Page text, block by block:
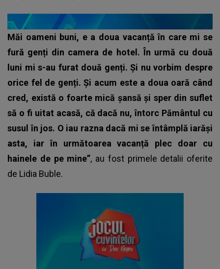
Măi oameni buni, e a doua vacanță în care mi se
fură genți din camera de hotel. În urmă cu două
luni mi s-au furat două genți. Și nu vorbim despre
orice fel de genți. Și acum este a doua oară când
cred, există o foarte mică șansă și sper din suflet
să o fi uitat acasă, că dacă nu, întorc Pământul cu
susul în jos. O iau razna dacă mi se întâmplă iarăși
asta, iar în următoarea vacanță plec doar cu
hainele de pe mine”, au fost primele detalii oferite
de Lidia Buble.